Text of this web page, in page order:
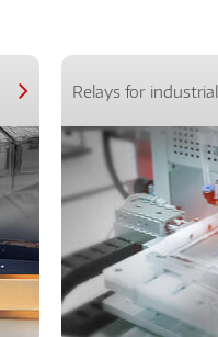
Relays for